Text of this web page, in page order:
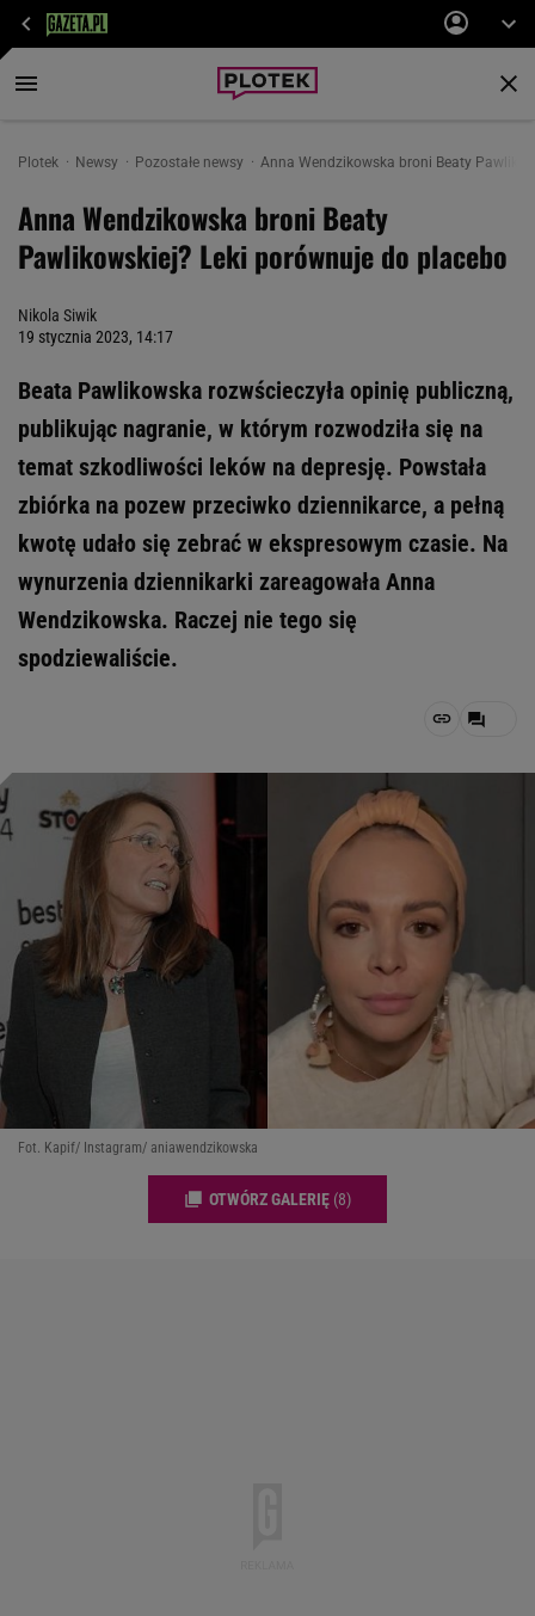
Plotek Newsy Pozostałe newsy Anna Wendzikowska broni Beaty
Anna Wendzikowska broni Beaty
Pawlikowskiej? Leki porównuje do placebo
Nikola Siwik
19 stycznia 2023, 14:17
Beata Pawlikowska rozwścieczyła opinię publiczną,
publikując nagranie, w którym rozwodziła się na
temat szkodliwości leków na depresję. Powstała
zbiórka na pozew przeciwko dziennikarce, a pełną
kwotę udało się zebrać w ekspresowym czasie. Na
wynurzenia dziennikarki zareagowała Anna
Wendzikowska. Raczej nie tego się
spodziewaliście.
Fot. Kapif/ Instagram/ aniawendzikowska
OTWÓRZ GALERIĘ (8)